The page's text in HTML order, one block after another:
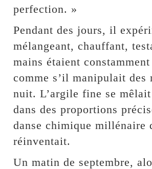
perfection. »
Pendant des jours, il
mélangeant, chauffant,
mains étaient
comme s’il manipulait des
nuit. L’argile fine se
dans des proportions
danse chimique millénaire
réinventait.
Un matin de septembre,